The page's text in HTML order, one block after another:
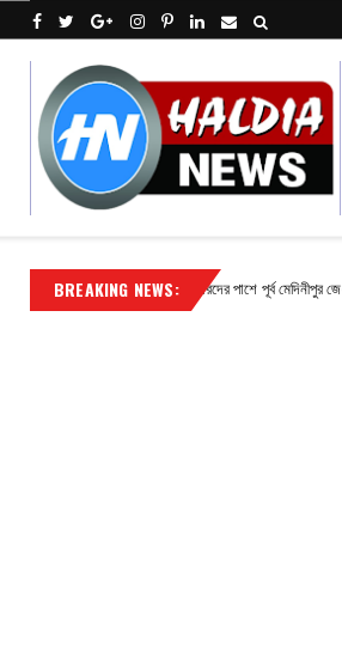
BREAKING NEWS:
জনসেবায় সিভিক ভলান্টিয়ারদের পাশে পূর্ব মেদিনীপুর জেলা পুলিশ